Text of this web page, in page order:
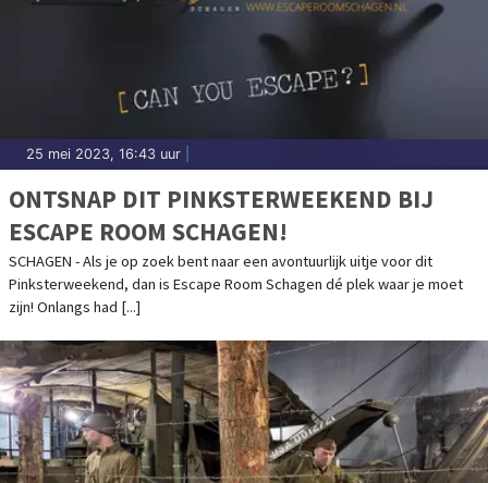
25 mei 2023, 16:43 uur
ONTSNAP DIT PINKSTERWEEKEND BIJ
ESCAPE ROOM SCHAGEN!
SCHAGEN - Als je op zoek bent naar een avontuurlijk uitje voor dit
Pinksterweekend, dan is Escape Room Schagen dé plek waar je moet
zijn! Onlangs had [...]